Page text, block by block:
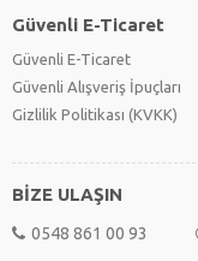
Güvenli E-Ticaret
Güvenli E-Ticaret
Güvenli Alışveriş İpuçları
Gizlilik Politikası (KVKK)
BİZE ULAŞIN
0548 861 00 93